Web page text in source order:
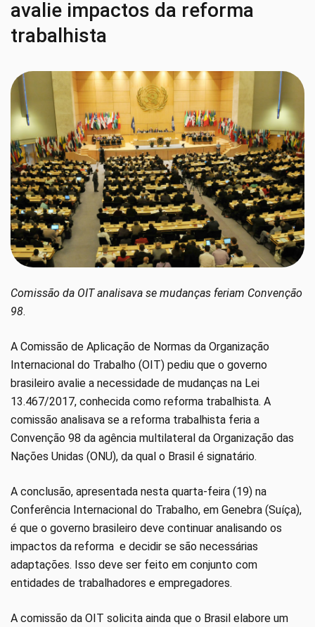
avalie impactos da reforma
trabalhista
Comissão da OIT analisava se mudanças feriam Convenção
98.
A Comissão de Aplicação de Normas da Organização
Internacional do Trabalho (OIT) pediu que o governo
brasileiro avalie a necessidade de mudanças na Lei
13.467/2017, conhecida como reforma trabalhista. A
comissão analisava se a reforma trabalhista feria a
Convenção 98 da agência multilateral da Organização das
Nações Unidas (ONU), da qual o Brasil é signatário.
A conclusão, apresentada nesta quarta-feira (19) na
Conferência Internacional do Trabalho, em Genebra (Suíça),
é que o governo brasileiro deve continuar analisando os
impactos da reforma e decidir se são necessárias
adaptações. Isso deve ser feito em conjunto com
entidades de trabalhadores e empregadores.
A comissão da OIT solicita ainda que o Brasil elabore um